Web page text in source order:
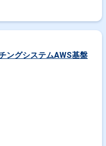
ングシステムAWS基盤